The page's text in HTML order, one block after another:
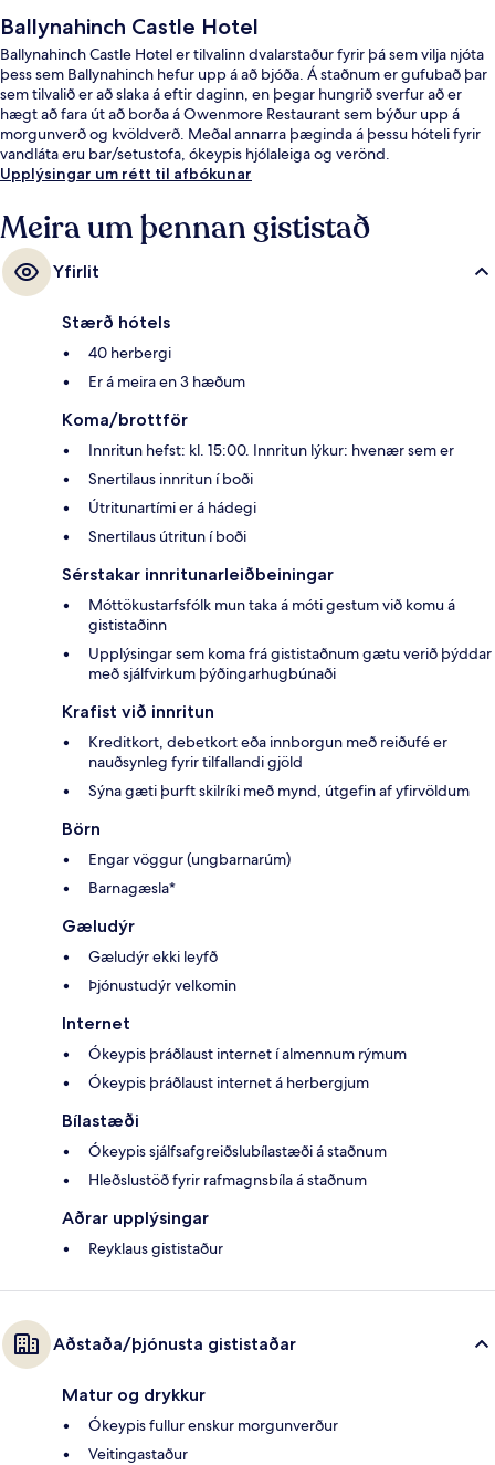
Ballynahinch Castle Hotel
Ballynahinch Castle Hotel er tilvalinn dvalarstaður fyrir þá sem vilja njóta
þess sem Ballynahinch hefur upp á að bjóða. Á staðnum er gufubað þar
sem tilvalið er að slaka á eftir daginn, en þegar hungrið sverfur að er
hægt að fara út að borða á Owenmore Restaurant sem býður upp á
morgunverð og kvöldverð. Meðal annarra þæginda á þessu hóteli fyrir
vandláta eru bar/setustofa, ókeypis hjólaleiga og verönd.
Upplýsingar um rétt til afbókunar
Meira um þennan gististað
Yfirlit
Stærð hótels
40 herbergi
Er á meira en 3 hæðum
Koma/brottför
Innritun hefst: kl. 15:00. Innritun lýkur: hvenær sem er
Snertilaus innritun í boði
Útritunartími er á hádegi
Snertilaus útritun í boði
Sérstakar innritunarleiðbeiningar
Móttökustarfsfólk mun taka á móti gestum við komu á
gististaðinn
Upplýsingar sem koma frá gististaðnum gætu verið þýddar
með sjálfvirkum þýðingarhugbúnaði
Krafist við innritun
Kreditkort, debetkort eða innborgun með reiðufé er
nauðsynleg fyrir tilfallandi gjöld
Sýna gæti þurft skilríki með mynd, útgefin af yfirvöldum
Börn
Engar vöggur (ungbarnarúm)
Barnagæsla*
Gæludýr
Gæludýr ekki leyfð
Þjónustudýr velkomin
Internet
Ókeypis þráðlaust internet í almennum rýmum
Ókeypis þráðlaust internet á herbergjum
Bílastæði
Ókeypis sjálfsafgreiðslubílastæði á staðnum
Hleðslustöð fyrir rafmagnsbíla á staðnum
Aðrar upplýsingar
Reyklaus gististaður
Aðstaða/þjónusta gististaðar
Matur og drykkur
Ókeypis fullur enskur morgunverður
Veitingastaður